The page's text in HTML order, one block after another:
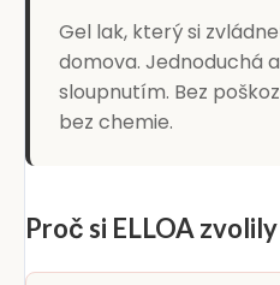
Gel lak, který si
domova. Jednoduchá
sloupnutím. Bez
bez chemie.
Proč si ELLOA